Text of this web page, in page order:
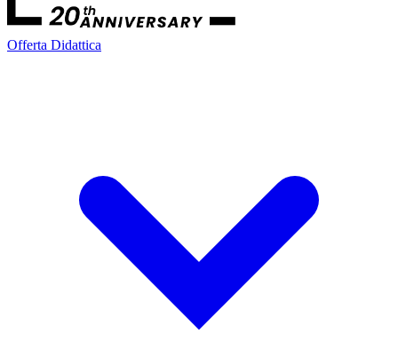
Offerta Didattica